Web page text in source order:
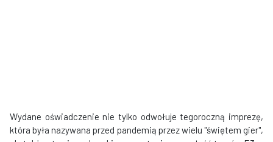
Wydane oświadczenie nie tylko odwołuje tegoroczną imprezę,
która była nazywana przed pandemią przez wielu "świętem gier",